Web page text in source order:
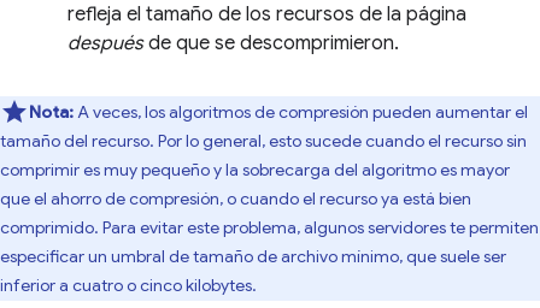
refleja el tamaño de los recursos de la página
despuésde que se descomprimieron.
Nota:A veces, los algoritmos de compresión pueden aumentar el
tamaño del recurso. Por lo general, esto sucede cuando el recurso sin
comprimir es muy pequeño y la sobrecarga del algoritmo es mayor
que el ahorro de compresión, o cuando el recurso ya está bien
comprimido. Para evitar este problema, algunos servidores te permiten
especificar un umbral de tamaño de archivo mínimo, que suele ser
inferior a cuatro o cinco kilobytes.